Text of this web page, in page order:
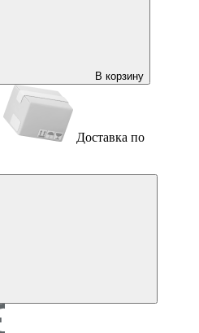
В корзину
Доставка по